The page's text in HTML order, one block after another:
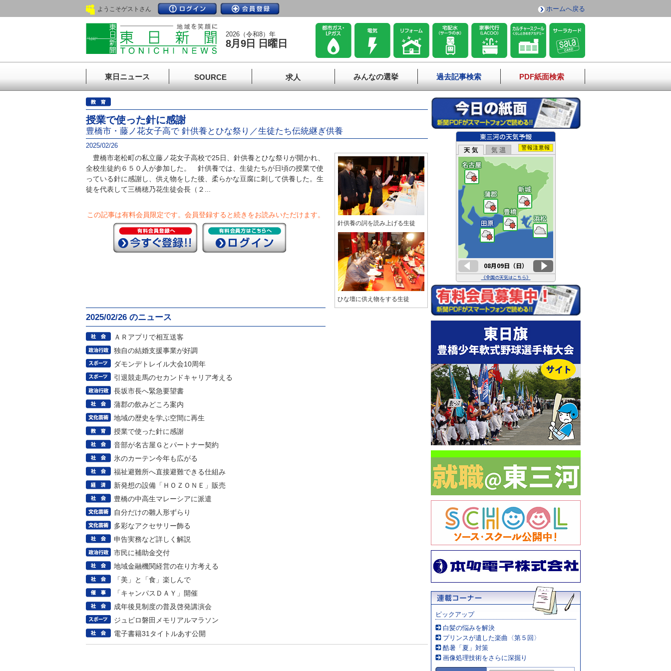
ようこそゲストさん ホームへ戻る
2026（令和8）年
8月9日 日曜日
東日ニュース SOURCE 求人 みんなの選挙 過去記事検索 PDF紙面検索
授業で使った針に感謝
豊橋市・藤ノ花女子高で 針供養とひな祭り／生徒たち伝統継ぎ供養
2025/02/26
豊橋市老松町の私立藤ノ花女子高校で25日、針供養とひな祭りが開かれ、
全校生徒約６５０人が参加した。 針供養では、生徒たちが日頃の授業で使
っている針に感謝し、供え物をした後、柔らかな豆腐に刺して供養した。生
徒を代表して三橋穂乃花生徒会長（２...
この記事は有料会員限定です。 会員登録すると続きをお読みいただけます。
2025/02/26 のニュース
ＡＲアプリで相互送客
独自の結婚支援事業が好調
ダモンデトレイル大会10周年
引退競走馬のセカンドキャリア考える
長坂市長へ緊急要望書
蒲郡の飲みどころ案内
地域の歴史を学ぶ空間に再生
授業で使った針に感謝
音部が名古屋Ｇとパートナー契約
氷のカーテン今年も広がる
福祉避難所へ直接避難できる仕組み
新発想の設備「ＨＯＺＯＮＥ」販売
豊橋の中高生マレーシアに派遣
自分だけの雛人形ずらり
多彩なアクセサリー飾る
申告実務など詳しく解説
市民に補助金交付
地域金融機関経営の在り方考える
「美」と「食」楽しんで
「キャンパスＤＡＹ」開催
成年後見制度の普及啓発講演会
ジュビロ磐田メモリアルマラソン
電子書籍31タイトルあす公開
針供養の詞を読み上げる生徒
ひな壇に供え物をする生徒
ピックアップ
白髪の悩みを解決
プリンスが遺した楽曲〈第５回〉
酷暑「夏」対策
画像処理技術をさらに深掘り